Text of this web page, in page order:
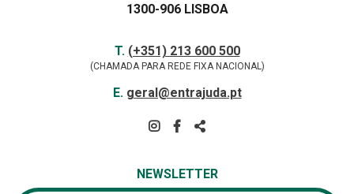
1300-906 LISBOA
T. (+351) 213 600 500
(CHAMADA PARA REDE FIXA NACIONAL)
E. geral@entrajuda.pt
REDE
NEWSLETTER